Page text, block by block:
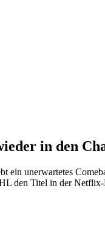
in den
ein unerwartetes
den Titel in der